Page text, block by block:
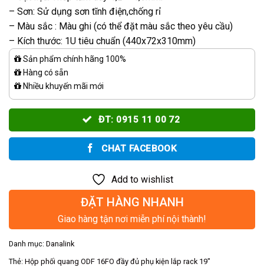
– Sơn: Sử dụng sơn tĩnh điện,chống rỉ
– Màu sắc : Màu ghi (có thể đặt màu sắc theo yêu cầu)
– Kích thước: 1U tiêu chuẩn (440x72x310mm)
Sản phẩm chính hãng 100%
Hàng có sẵn
Nhiều khuyến mãi mới
ĐT: 0915 11 00 72
CHAT FACEBOOK
Add to wishlist
ĐẶT HÀNG NHANH
Giao hàng tận nơi miễn phí nội thành!
Danh mục: Danalink
Thẻ: Hộp phối quang ODF 16FO đầy đủ phụ kiện lắp rack 19″